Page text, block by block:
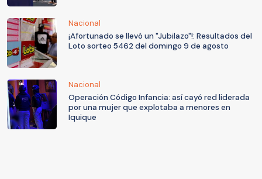
Nacional
¡Afortunado se llevó un "Jubilazo"!: Resultados del
Loto sorteo 5462 del domingo 9 de agosto
Nacional
Operación Código Infancia: así cayó red liderada
por una mujer que explotaba a menores en
Iquique